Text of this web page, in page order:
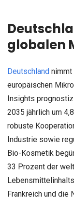
globalen
Deutschland
europäischen
Insights
2035 jährlich um
robuste
Industrie sowie
Bio-Kosmetik
33 Prozent der
Frankreich und die